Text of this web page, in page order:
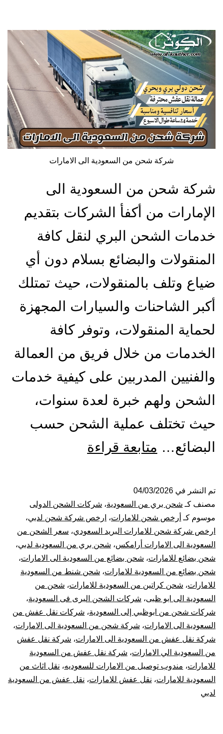
شركة شحن من السعودية الى الامارات
شركة شحن من السعودية الى
الإمارات من أكفأ الشركات بتقديم
خدمات الشحن البري لنقل كافة
المنقولات والبضائع بسلام دون أي
ضياع وتلف بالمنقولات، حيث تمتلك
أكبر الشاحنات والسيارات المجهزة
لحماية المنقولات، وتوفر كافة
الخدمات من خلال فريق من العمالة
والفنيين المدربين على كيفية خدمات
الشحن ولهم خبرة لعدة سنوات،
حيث تختلف عملية الشحن حسب
البضائع… متابعة قراءة
السعودية
الى
الإمارات
|
نقل
عفش
من
السعودية
تم النشر في 04/03/2026
مصنف كـ شحن بري من السعودية، شركات الشحن الدولى
موسوم كـ أرخص شحن للامارات، ارخص شركة شحن لدبي،
ارخص شركة شحن للامارات البريد السعودي، سعر الشحن من
السعودية الى الامارات أرامكس، شحن بري من السعودية لدبي،
شحن بضائع للامارات، شحن بضائع من السعودية الى الامارات،
شحن بضائع من السعودية للامارات، شحن شنط من السعودية
للامارات، شحن كراتين من السعودية للامارات، شحن من
السعودية الى ابو ظبى، شركات الشحن البرى فى السعودية،
شركات شحن من ابوظبي إلى السعودية، شركات نقل عفش من
السعودية الى الامارات، شركة شحن من السعودية الى الامارات،
شركة نقل عفش من السعودية الى الامارات، شركة نقل عفش
من السعودية الي الامارات، شركة نقل عفش من السعودية
للامارات، مندوب توصيل من الامارات للسعوديه، نقل اثاث من
السعودية للامارات، نقل عفش للامارات، نقل عفش من السعودية
لدبي